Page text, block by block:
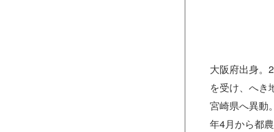
大阪府出身。
を受け、へき
宮崎県へ異動
年4月から都